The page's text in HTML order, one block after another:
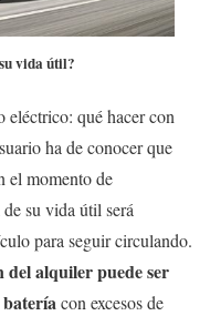
vida útil?
eléctrico: qué hacer con
ha de conocer que
el momento de
su vida útil será
para seguir circulando.
del alquiler puede ser
bateríacon excesos de